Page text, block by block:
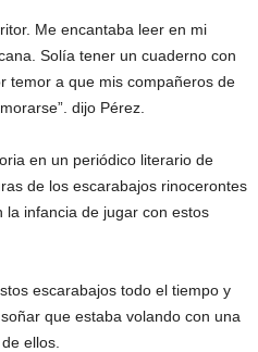
Me encantaba leer en mi
Solía ​​tener un cuaderno con
temor a que mis compañeros de
dijo Pérez.
en un periódico literario de
de los escarabajos rinocerontes
la infancia de jugar con estos
escarabajos todo el tiempo y
que estaba volando con una
ellos.